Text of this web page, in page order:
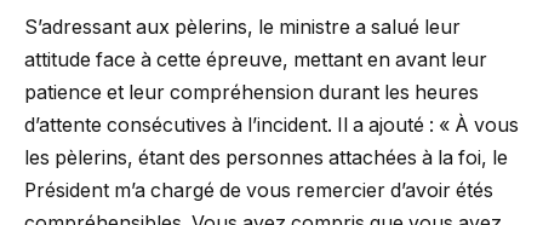
S’adressant aux pèlerins, le ministre a salué leur
attitude face à cette épreuve, mettant en avant leur
patience et leur compréhension durant les heures
d’attente consécutives à l’incident. Il a ajouté : « À vous
les pèlerins, étant des personnes attachées à la foi, le
Président m’a chargé de vous remercier d’avoir étés